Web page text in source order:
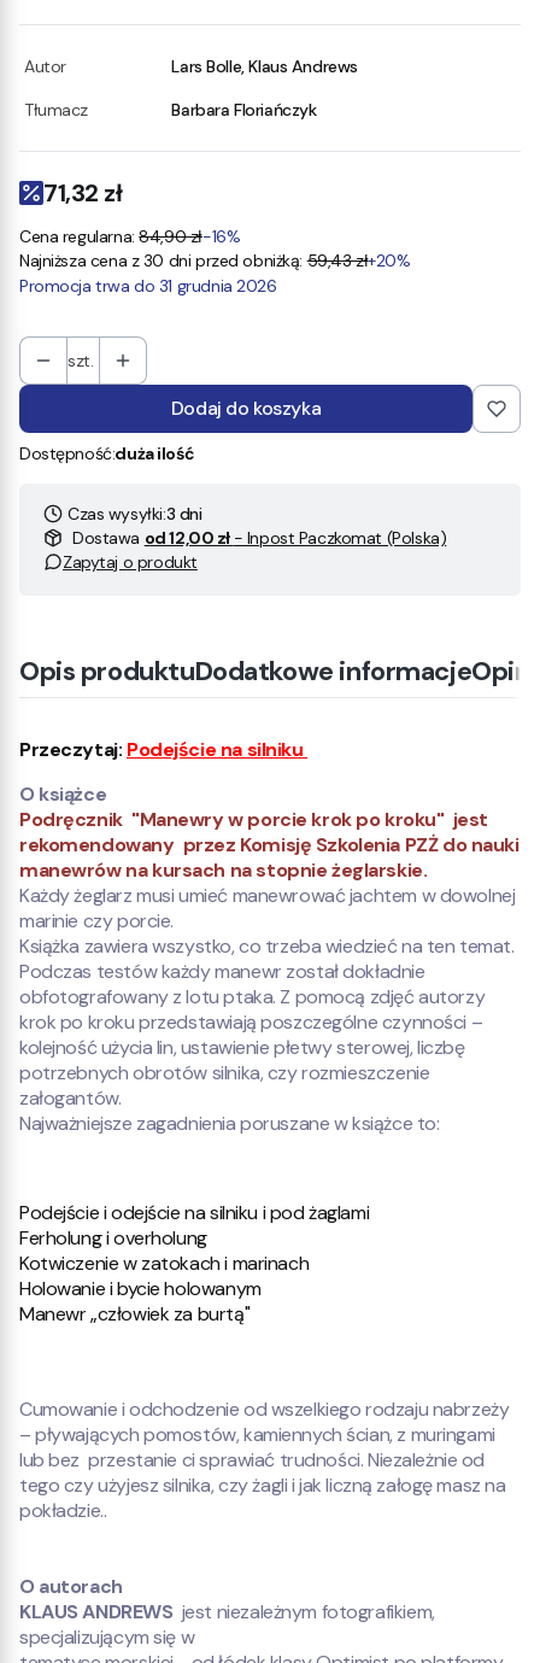
Autor
Lars Bolle, Klaus Andrews
Tłumacz
Barbara Floriańczyk
71,32 zł
Cena regularna: 84,90 zł-16%
Najniższa cena z 30 dni przed obniżką: 59,43 zł+20%
Promocja trwa do 31 grudnia 2026
szt.
Dodaj do koszyka
Dostępność:duża ilość
Czas wysyłki:3 dni
Dostawa od 12,00 zł - Inpost Paczkomat (Polska)
Zapytaj o produkt
Opis produktuDodatkowe informacje
Przeczytaj: Podejście na silniku
O książce
Podręcznik "Manewry w porcie krok po kroku" jest
rekomendowany przez Komisję Szkolenia PZŻ do nauki
manewrów na kursach na stopnie żeglarskie.
Każdy żeglarz musi umieć manewrować jachtem w dowolnej
marinie czy porcie.
Książka zawiera wszystko, co trzeba wiedzieć na ten temat.
Podczas testów każdy manewr został dokładnie
obfotografowany z lotu ptaka. Z pomocą zdjęć autorzy
krok po kroku przedstawiają poszczególne czynności –
kolejność użycia lin, ustawienie płetwy sterowej, liczbę
potrzebnych obrotów silnika, czy rozmieszczenie
załogantów.
Najważniejsze zagadnienia poruszane w książce to:
Podejście i odejście na silniku i pod żaglami
Ferholung i overholung
Kotwiczenie w zatokach i marinach
Holowanie i bycie holowanym
Manewr „człowiek za burtą"
Cumowanie i odchodzenie od wszelkiego rodzaju nabrzeży
– pływających pomostów, kamiennych ścian, z muringami
lub bez przestanie ci sprawiać trudności. Niezależnie od
tego czy użyjesz silnika, czy żagli i jak liczną załogę masz na
pokładzie..
O autorach
KLAUS ANDREWS jest niezależnym fotografikiem,
specjalizującym się w